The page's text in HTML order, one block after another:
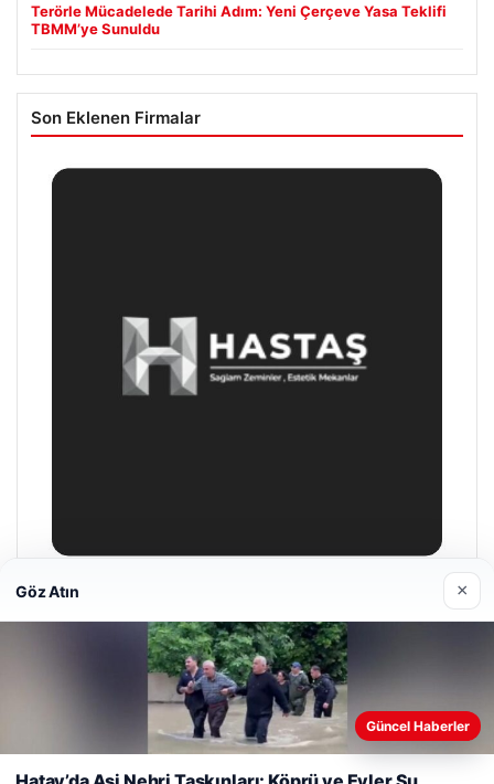
Terörle Mücadelede Tarihi Adım: Yeni Çerçeve Yasa Teklifi
TBMM’ye Sunuldu
Son Eklenen Firmalar
Enes Kaplan Avukatlık Bürosu
Web sitemizi nasıl kullandığınızı daha iyi anlayabilmek,
Göz Atın ×
Güncel Haberler